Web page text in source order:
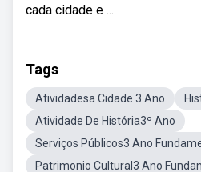
cada cidade e ...
Tags
Atividadesa Cidade 3 Ano
Atividade De História3º Ano
Serviços Públicos3 Ano
Patrimonio Cultural3 Ano